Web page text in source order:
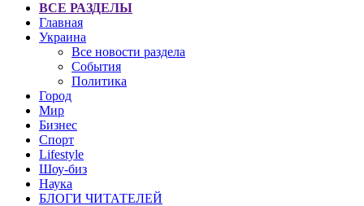
ВСЕ РАЗДЕЛЫ
Главная
Украина
Все новости раздела
События
Политика
Город
Мир
Бизнес
Спорт
Lifestyle
Шоу-биз
Наука
БЛОГИ ЧИТАТЕЛЕЙ